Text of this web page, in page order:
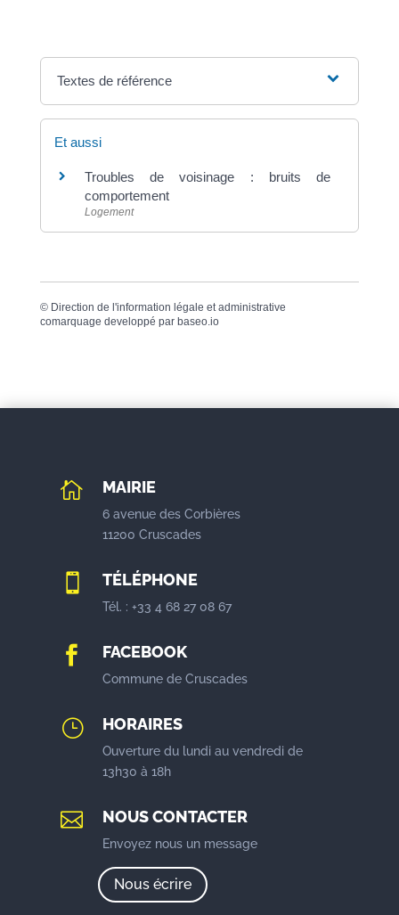
Textes de référence
Et aussi
Troubles de voisinage : bruits de
comportement
Logement
© Direction de l'information légale et administrative
comarquage developpé par baseo.io
 MAIRIE
6 avenue des Corbières
11200 Cruscades
 TÉLÉPHONE
Tél. : +33 4 68 27 08 67
 FACEBOOK
Commune de Cruscades
} HORAIRES
Ouverture du lundi au vendredi de
13h30 à 18h
 NOUS CONTACTER
Envoyez nous un message
Nous écrire